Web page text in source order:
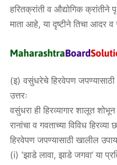
हरितक्रांती व औद्योगिक क्रांतीने
माता आहे, या दृष्टीने तिचा आदर व
(इ) वसुंधरेचे हिरवेपण जपण्यासाठी
उत्तरः
वसुंधरा ही हिरव्यागार शालूत
रानांचा व गवताच्या विविध
हिरवेपण जपण्यासाठी खालील
(i) ‘झाडे लावा, झाडे जगवा’ या